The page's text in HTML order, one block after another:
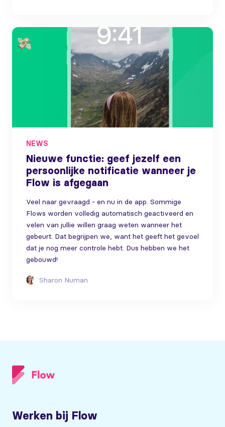
NEWS
Nieuwe functie: geef jezelf een
persoonlijke notificatie wanneer je
Flow is afgegaan
Veel naar gevraagd - en nu in de app. Sommige
Flows worden volledig automatisch geactiveerd en
velen van jullie willen graag weten wanneer het
gebeurt. Dat begrijpen we, want het geeft het gevoel
dat je nog meer controle hebt. Dus hebben we het
gebouwd!
Sharon Numan
Werken bij Flow